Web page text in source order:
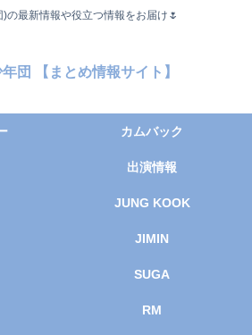
)の最新情報や役立つ情報をお届け🌷
団 【まとめ情報サイト】
カムバック
出演情報
JUNG KOOK
JIMIN
SUGA
RM